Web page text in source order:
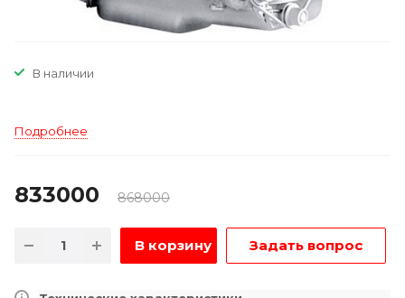
В наличии
Подробнее
833000 868000
В корзину Задать вопрос